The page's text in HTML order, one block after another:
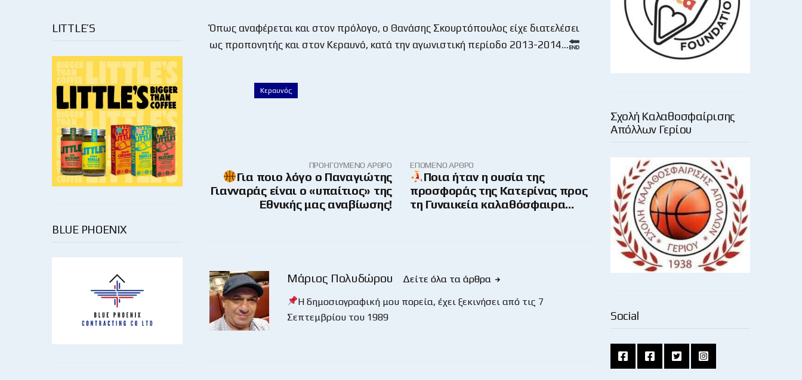
LITTLE’S
BLUE PHOENIX
Όπως αναφέρεται και στον πρόλογο, ο Θανάσης Σκουρτόπουλος είχε διατελέσει
ως προπονητής και στον Κεραυνό, κατά την αγωνιστική περίοδο 2013-2014…
Κεραυνός
ΠΡΟΗΓΟΎΜΕΝΟ ΆΡΘΡΟ
Για ποιο λόγο ο Παναγιώτης
Γιανναράς είναι ο «υπαίτιος» της
Εθνικής μας αναβίωσης!
ΕΠΌΜΕΝΟ ΆΡΘΡΟ
Ποια ήταν η ουσία της
προσφοράς της Κατερίνας προς
τη Γυναικεία καλαθόσφαιρα…
Μάριος Πολυδώρου
Δείτε όλα τα άρθρα
Η δημοσιογραφική μου πορεία, έχει ξεκινήσει από τις 7
Σεπτεμβρίου του 1989
Σχολή Καλαθοσφαίρισης
Απόλλων Γερίου
Social